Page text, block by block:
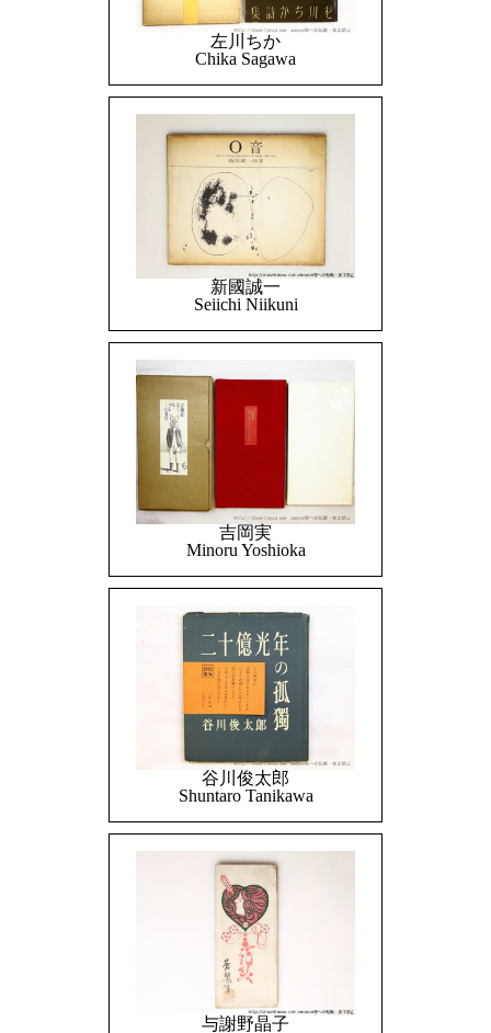
左川ちか
Chika Sagawa
新國誠一
Seiichi Niikuni
吉岡実
Minoru Yoshioka
谷川俊太郎
Shuntaro Tanikawa
与謝野晶子